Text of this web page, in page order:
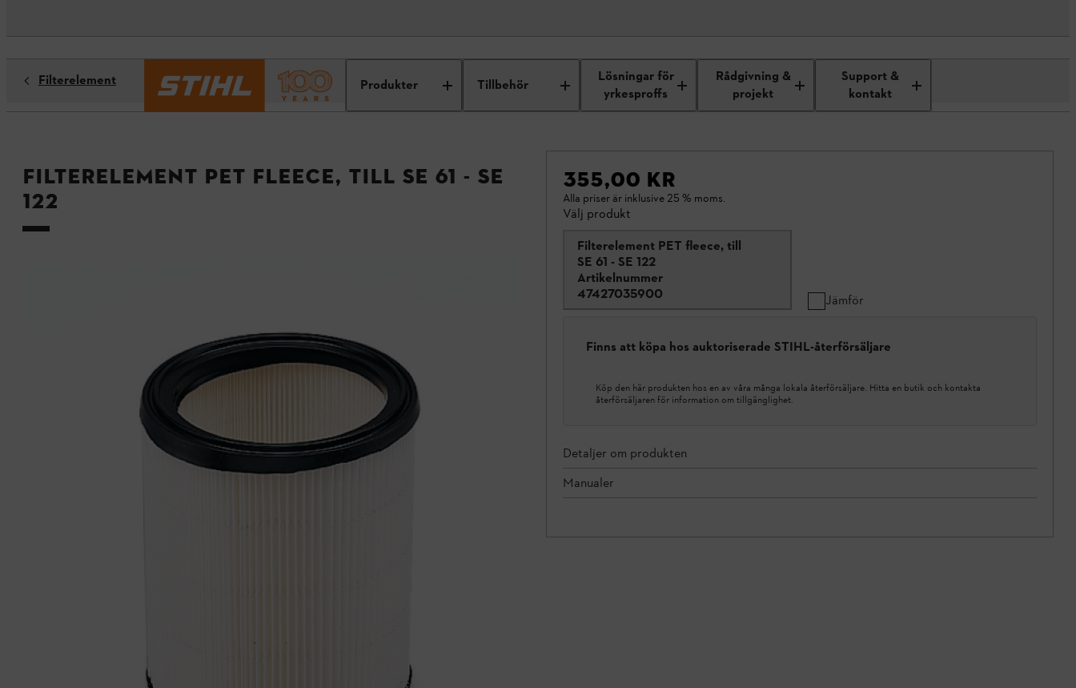
Produkter Tillbehör
Lösningar för
yrkesproffs
Rådgivning &
projekt
Support &
kontakt
Filterelement
Filterelement PET fleece, till SE 61 - SE
122
355,00 KR
Alla priser är inklusive 25 % moms.
Välj produkt
Filterelement PET fleece, till
SE 61 - SE 122
Artikelnummer
47427035900
Jämför
Finns att köpa hos auktoriserade STIHL-återförsäljare
Köp den här produkten hos en av våra många lokala återförsäljare. Hitta en butik och kontakta
återförsäljaren för information om tillgänglighet.
Detaljer om produkten
Manualer